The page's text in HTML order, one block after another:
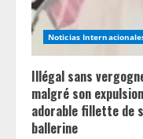
Noticias
Illégal sans
malgré son
adorable fillette de
ballerine